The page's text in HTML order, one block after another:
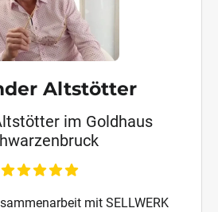
Altstötter
im Goldhaus
mit SELLWERK